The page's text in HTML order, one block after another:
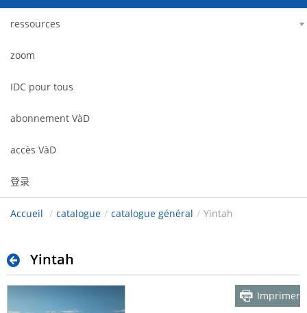
ressources
zoom
IDC pour tous
abonnement VàD
accès VàD
登录
Accueil / catalogue / catalogue général / Yintah
Yintah
Imprimer